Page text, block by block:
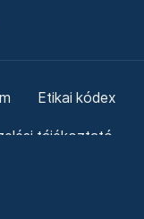
Etikai kódex
tájékoztató